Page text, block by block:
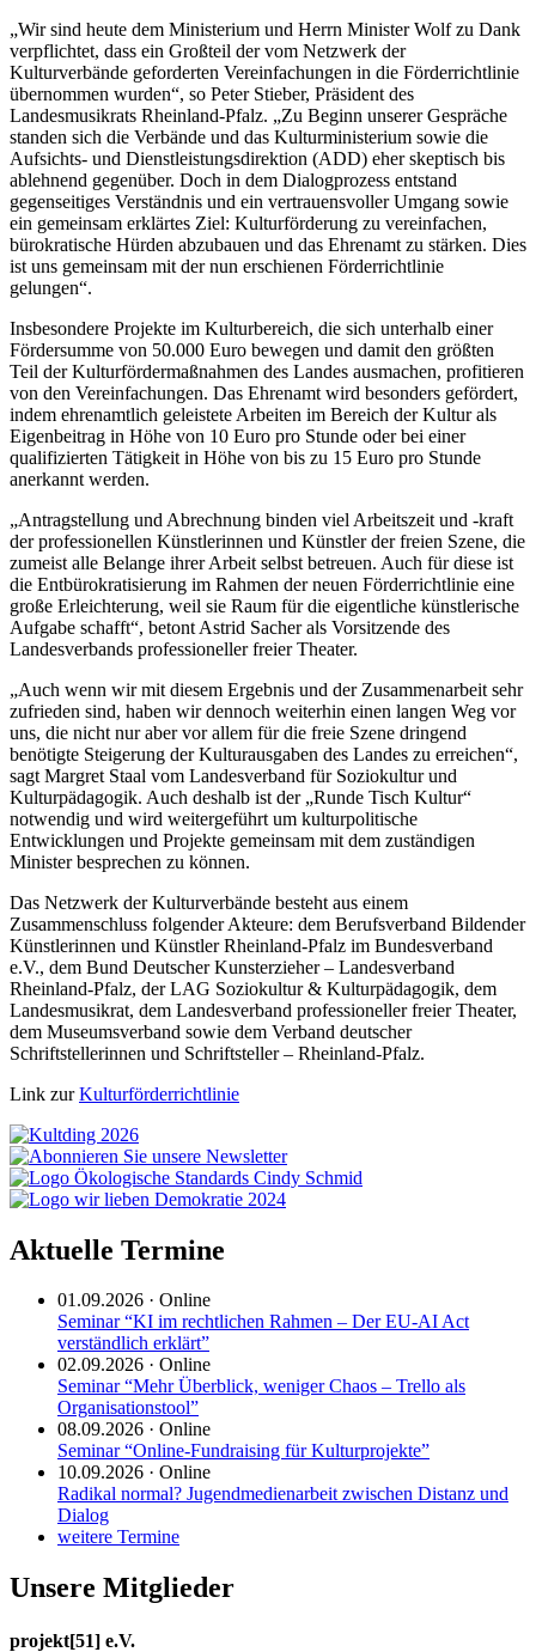
„Wir sind heute dem Ministerium und Herrn Minister Wolf zu Dank
verpflichtet, dass ein Großteil der vom Netzwerk der
Kulturverbände geforderten Vereinfachungen in die Förderrichtlinie
übernommen wurden“, so Peter Stieber, Präsident des
Landesmusikrats Rheinland-Pfalz. „Zu Beginn unserer Gespräche
standen sich die Verbände und das Kulturministerium sowie die
Aufsichts- und Dienstleistungsdirektion (ADD) eher skeptisch bis
ablehnend gegenüber. Doch in dem Dialogprozess entstand
gegenseitiges Verständnis und ein vertrauensvoller Umgang sowie
ein gemeinsam erklärtes Ziel: Kulturförderung zu vereinfachen,
bürokratische Hürden abzubauen und das Ehrenamt zu stärken. Dies
ist uns gemeinsam mit der nun erschienen Förderrichtlinie
gelungen“.
Insbesondere Projekte im Kulturbereich, die sich unterhalb einer
Fördersumme von 50.000 Euro bewegen und damit den größten
Teil der Kulturfördermaßnahmen des Landes ausmachen, profitieren
von den Vereinfachungen. Das Ehrenamt wird besonders gefördert,
indem ehrenamtlich geleistete Arbeiten im Bereich der Kultur als
Eigenbeitrag in Höhe von 10 Euro pro Stunde oder bei einer
qualifizierten Tätigkeit in Höhe von bis zu 15 Euro pro Stunde
anerkannt werden.
„Antragstellung und Abrechnung binden viel Arbeitszeit und -kraft
der professionellen Künstlerinnen und Künstler der freien Szene, die
zumeist alle Belange ihrer Arbeit selbst betreuen. Auch für diese ist
die Entbürokratisierung im Rahmen der neuen Förderrichtlinie eine
große Erleichterung, weil sie Raum für die eigentliche künstlerische
Aufgabe schafft“, betont Astrid Sacher als Vorsitzende des
Landesverbands professioneller freier Theater.
„Auch wenn wir mit diesem Ergebnis und der Zusammenarbeit sehr
zufrieden sind, haben wir dennoch weiterhin einen langen Weg vor
uns, die nicht nur aber vor allem für die freie Szene dringend
benötigte Steigerung der Kulturausgaben des Landes zu erreichen“,
sagt Margret Staal vom Landesverband für Soziokultur und
Kulturpädagogik. Auch deshalb ist der „Runde Tisch Kultur“
notwendig und wird weitergeführt um kulturpolitische
Entwicklungen und Projekte gemeinsam mit dem zuständigen
Minister besprechen zu können.
Das Netzwerk der Kulturverbände besteht aus einem
Zusammenschluss folgender Akteure: dem Berufsverband Bildender
Künstlerinnen und Künstler Rheinland-Pfalz im Bundesverband
e.V., dem Bund Deutscher Kunsterzieher – Landesverband
Rheinland-Pfalz, der LAG Soziokultur & Kulturpädagogik, dem
Landesmusikrat, dem Landesverband professioneller freier Theater,
dem Museumsverband sowie dem Verband deutscher
Schriftstellerinnen und Schriftsteller – Rheinland-Pfalz.
Link zurKulturförderrichtlinie
Aktuelle Termine
01.09.2026 · Online
Seminar “KI im rechtlichen Rahmen – Der EU-AI Act
verständlich erklärt”
02.09.2026 · Online
Seminar “Mehr Überblick, weniger Chaos – Trello als
Organisationstool”
08.09.2026 · Online
Seminar “Online-Fundraising für Kulturprojekte”
10.09.2026 · Online
Radikal normal? Jugendmedienarbeit zwischen Distanz und
Dialog
weitere Termine
Unsere Mitglieder
projekt[51] e.V.